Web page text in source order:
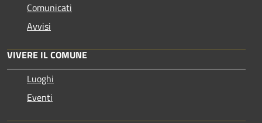
Comunicati
Avvisi
VIVERE IL COMUNE
Luoghi
Eventi